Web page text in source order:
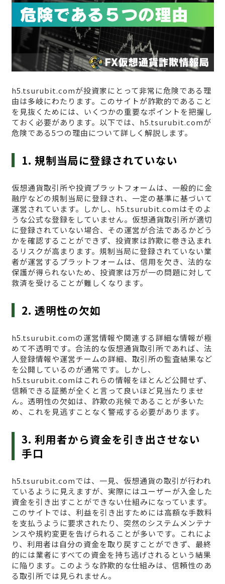
h5.tsurubit.comが投資家にとって非常に危険である理
由は多岐にわたります。このサイトが詐欺的であること
を見抜くためには、いくつかの重要なポイントを把握し
ておく必要があります。以下では、h5.tsurubit.comが
危険である5つの理由について詳しく解説します。
1. 規制当局に登録されていない
仮想通貨取引所や投資プラットフォームは、一般的に金
融庁などの規制当局に登録され、一定の基準に基づいて
運営されています。しかし、h5.tsurubit.comはそのよ
うな公式な登録をしていません。仮想通貨取引所が適切
に登録されていない場合、その運営が合法であるかどう
かを確認することができず、投資家は詐欺に巻き込まれ
るリスクが高まります。規制当局に登録されていない業
者が運営するプラットフォームは、信用を欠き、法的な
保護が得られないため、投資家は万が一の問題に対して
救済を受けることが難しくなります。
2. 透明性の欠如
h5.tsurubit.comの運営情報や関連する詳細な情報が極
めて不透明です。合法的な仮想通貨取引所であれば、法
人登録情報や運営チームの詳細、取引所の監査結果など
を公開しているのが通常です。しかし、
h5.tsurubit.comはこれらの情報をほとんど公開せず、
信頼できる証拠が全くと言って良いほど見当たりませ
ん。透明性の欠如は、詐欺の兆候であることが多いた
め、これを見逃すことなく警戒する必要があります。
3. 利用者から資金を引き出させない
手口
h5.tsurubit.comでは、一見、仮想通貨の取引が行われ
ているように見えますが、実際にはユーザーが入金した
資金を引き出すことができない仕組みになっています。
このサイトでは、利益を引き出すためには高額な手数料
を支払うように要求されたり、突然のシステムメンテナ
ンスや規約変更を告げられることが多いです。これによ
り、利用者は自分の資金を取り戻すことができず、最終
的には業者にすべての資金を持ち逃げされるという結果
に陥ります。このような詐欺的な仕組みは、信頼性のあ
る取引所では見られません。